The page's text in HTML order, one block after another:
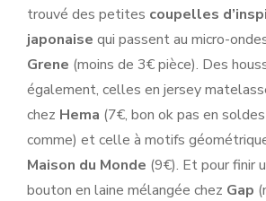
trouvé des petites coupelles
japonaise qui passent au micro-
Grene (moins de 3€ pièce). Des
également, celles en jersey
chez Hema (7€, bon ok pas en
comme) et celle à motifs
Maison du Monde (9€). Et pour finir
bouton en laine mélangée chez Gap